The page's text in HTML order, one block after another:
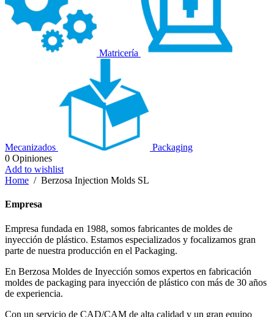
Matricería
Mecanizados
Packaging
0 Opiniones
Add to wishlist
Home / Berzosa Injection Molds SL
Empresa
Empresa fundada en 1988, somos fabricantes de moldes de
inyección de plástico. Estamos especializados y focalizamos gran
parte de nuestra producción en el Packaging.
En Berzosa Moldes de Inyección somos expertos en fabricación
moldes de packaging para inyección de plástico con más de 30 años
de experiencia.
Con un servicio de CAD/CAM de alta calidad y un gran equipo